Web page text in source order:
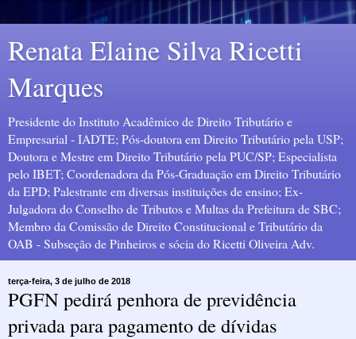
Renata Elaine Silva Ricetti
Marques
Presidente do Instituto Acadêmico de Direito Tributário e
Empresarial - IADTE; Pós-doutora em Direito Tributário pela USP;
Doutora e Mestre em Direito Tributário pela PUC/SP; Especialista
pelo IBET; Coordenadora da Pós-Graduação em Direito Tributário
da EPD; Palestrante em diversas instituições de ensino; Ex-
Julgadora do Conselho de Tributos e Multas da Prefeitura de SBC;
Membro da Comissão de Direito Constitucional e Tributário da
OAB - Subseção de Pinheiros e sócia do Ricetti Oliveira Adv.
terça-feira, 3 de julho de 2018
PGFN pedirá penhora de previdência
privada para pagamento de dívidas